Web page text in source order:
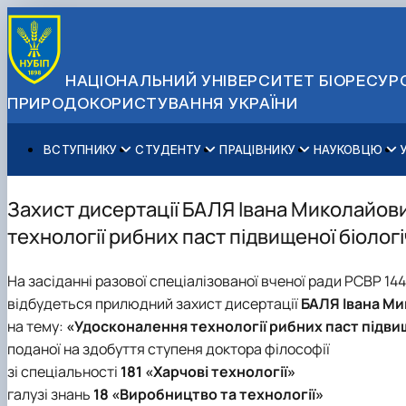
НАЦІОНАЛЬНИЙ УНІВЕРСИТЕТ
ПРИРОДОКОРИСТУВАННЯ УКРАЇНИ
ВСТУПНИКУ
Вступ до НУБіП України 2026
Правила прийому
Для осіб з тимчасово окупованих територій
Підготовчий курс НМТ
Для іноземців / For foreigners
Військова освіта
СТУДЕНТУ
Навчання
Позанавчальна діяльність
Студентське самоврядування
Пільги
ПРАЦІВНИКУ
Освітній процес
Довідкова інформація
Профспілкова організація
НАУКОВЦЮ
Наукова діяльність
Захисти дисертацій
Законодавче та нормативне забезпечення
Біоетична комісія
Наукові видання
Наука для бізнесу
Управління і самоврядування
Офіційні документи
Стратегія розвитку на період 2026-2030рр.
Державні закупівлі
Офіційна символіка
Антикорупційні заходи
Гендерна радниця
Контактна інформація
Захист дисертації БАЛЯ Івана
технології рибних паст підвищеної
На засіданні разової спеціалізованої вченої ради РСВР 144
відбудеться прилюдний захист дисертаціїБАЛЯ Івана
на тему: «Удосконалення технології рибних паст
поданої на здобуття ступеня доктора філософії
зі спеціальності 181 «Харчові технології»
галузі знань 18 «Виробництво та технології»